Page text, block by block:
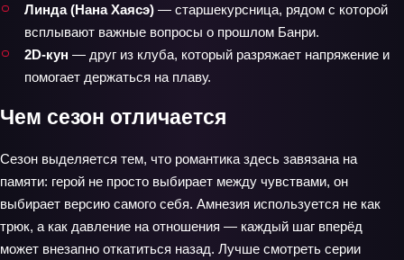
Линда (Нана Хаясэ) — старшекурсница, рядом с которой
всплывают важные вопросы о прошлом Банри.
2D-кун — друг из клуба, который разряжает напряжение и
помогает держаться на плаву.
Чем сезон отличается
Сезон выделяется тем, что романтика здесь завязана на
памяти: герой не просто выбирает между чувствами, он
выбирает версию самого себя. Амнезия используется не как
трюк, а как давление на отношения — каждый шаг вперёд
может внезапно откатиться назад. Лучше смотреть серии